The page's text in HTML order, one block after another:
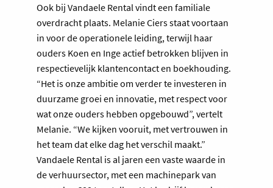
Ook bij Vandaele Rental vindt een familiale
overdracht plaats. Melanie Ciers staat voortaan
in voor de operationele leiding, terwijl haar
ouders Koen en Inge actief betrokken blijven in
respectievelijk klantencontact en boekhouding.
“Het is onze ambitie om verder te investeren in
duurzame groei en innovatie, met respect voor
wat onze ouders hebben opgebouwd”, vertelt
Melanie. “We kijken vooruit, met vertrouwen in
het team dat elke dag het verschil maakt.”
Vandaele Rental is al jaren een vaste waarde in
de verhuursector, met een machinepark van